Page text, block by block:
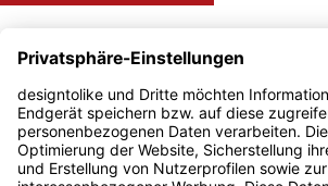
Information und Impressum
Zahlung & Versand